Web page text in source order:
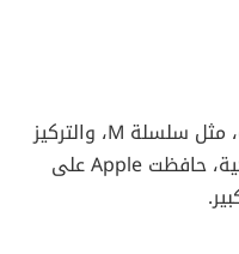
من خلال تطوير معالجاتها الخاصة، مثل سلسلة M، والتركيز
والاشتراكية، حافظت Apple على